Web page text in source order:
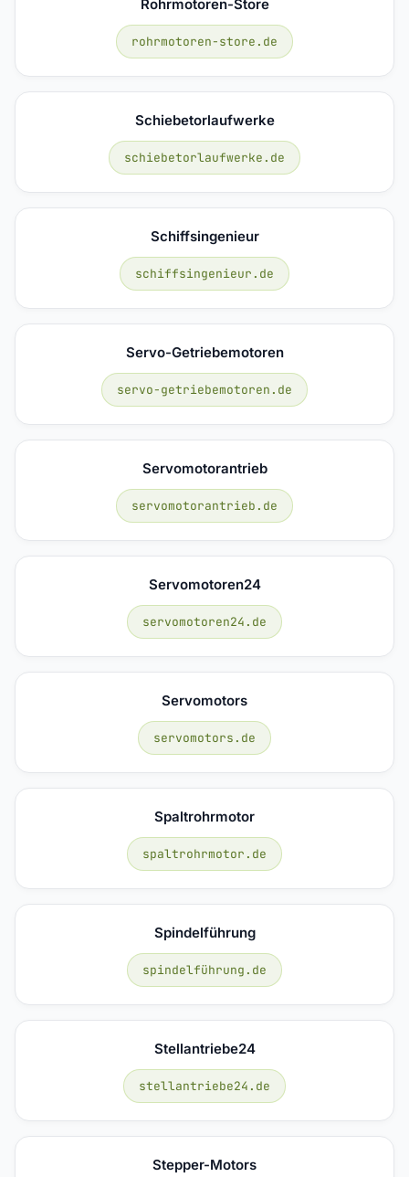
Rohrmotoren-Store
rohrmotoren-store.de
Schiebetorlaufwerke
schiebetorlaufwerke.de
Schiffsingenieur
schiffsingenieur.de
Servo-Getriebemotoren
servo-getriebemotoren.de
Servomotorantrieb
servomotorantrieb.de
Servomotoren24
servomotoren24.de
Servomotors
servomotors.de
Spaltrohrmotor
spaltrohrmotor.de
Spindelführung
spindelführung.de
Stellantriebe24
stellantriebe24.de
Stepper-Motors